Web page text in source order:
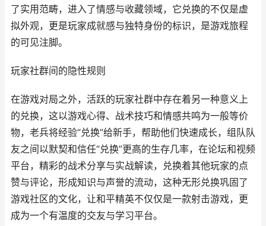
了实用范畴，进入了情感与收藏领域，它兑换的不仅是虚
拟外观，更是玩家成就感与独特身份的标识，是游戏旅程
的可见注脚。
玩家社群间的隐性规则
在游戏对局之外，活跃的玩家社群中存在着另一种意义上
的兑换，这以游戏心得、战术技巧和情感共鸣为一般等价
物，老兵将经验“兑换”给新手，帮助他们快速成长，组队队
友之间以默契和信任“兑换”更高的生存几率，在论坛和视频
平台，精彩的战术分享与实战解读，兑换着其他玩家的点
赞与评论，形成知识与声誉的流动，这种无形兑换巩固了
游戏社区的文化，让和平精英不仅仅是一款射击游戏，更
成为一个有温度的交友与学习平台。